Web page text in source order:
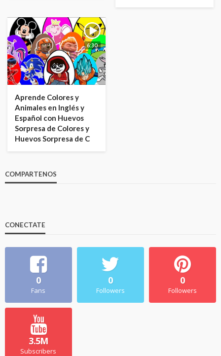
6:30
Aprende Colores y
Animales en Inglés y
Español con Huevos
Sorpresa de Colores y
Huevos Sorpresa de C
COMPARTENOS
CONECTATE
0
Fans
0
Followers
0
Followers
3.5M
Subscribers